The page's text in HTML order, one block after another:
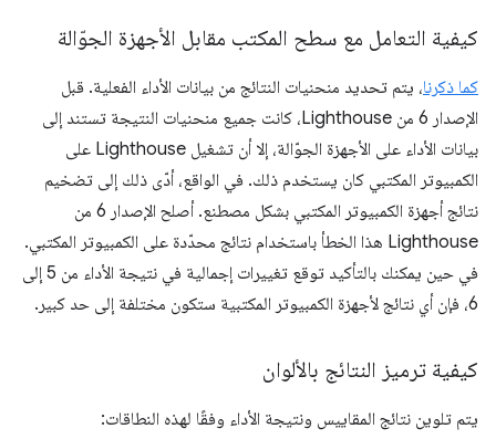
كيفية التعامل مع سطح المكتب مقابل الأجهزة الجوّالة
كما ذكرنا، يتم تحديد منحنيات النتائج من بيانات الأداء الفعلية. قبل
الإصدار 6 من Lighthouse، كانت جميع منحنيات النتيجة تستند إلى
بيانات الأداء على الأجهزة الجوّالة، إلا أن تشغيل Lighthouse على
الكمبيوتر المكتبي كان يستخدم ذلك. في الواقع، أدّى ذلك إلى تضخيم
نتائج أجهزة الكمبيوتر المكتبي بشكل مصطنع. أصلح الإصدار 6 من
Lighthouse هذا الخطأ باستخدام نتائج محدّدة على الكمبيوتر المكتبي.
في حين يمكنك بالتأكيد توقع تغييرات إجمالية في نتيجة الأداء من 5 إلى
6، فإن أي نتائج لأجهزة الكمبيوتر المكتبية ستكون مختلفة إلى حد كبير.
كيفية ترميز النتائج بالألوان
يتم تلوين نتائج المقاييس ونتيجة الأداء وفقًا لهذه النطاقات: